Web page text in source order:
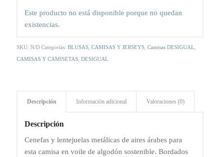
Este producto no está disponible porque no quedan
existencias.
SKU: N/D Categorías: BLUSAS, CAMISAS Y JERSEYS, Camisas DESIGUAL
CAMISAS Y CAMISETAS, DESIGUAL
Descripción Información adicional Valoraciones (0)
Descripción
Cenefas y lentejuelas metálicas de aires árabes para
esta camisa en voile de algodón sostenible. Bordados